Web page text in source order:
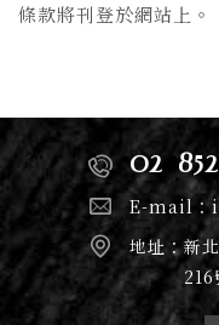
條款將刊登於網站上。
02-
E-mail：
地址：新
216